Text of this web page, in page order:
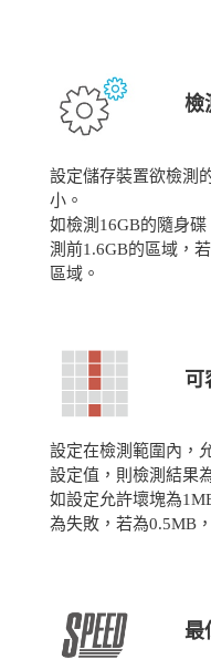
檢
設定儲存裝置欲檢測
小。
如檢測16GB的隨身
測前1.6GB的區域，
區域。
可
設定在檢測範圍內，
設定值，則檢測結果
如設定允許壞塊為
為失敗，若為0.5MB
最